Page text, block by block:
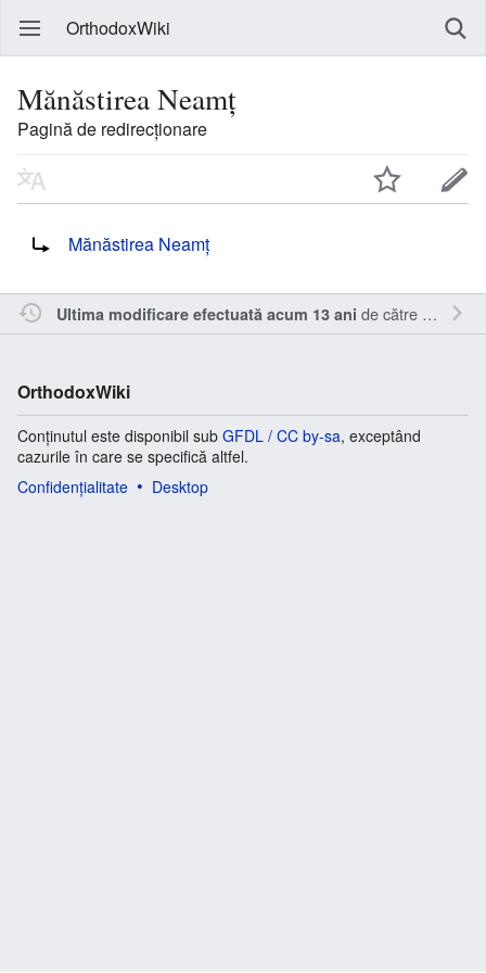
OrthodoxWiki
Mănăstirea Neamţ
Pagină de redirecționare
Mănăstirea Neamț
Ultima modificare efectuată acum 13 ani de către Sîmbotin
OrthodoxWiki
Conținutul este disponibil sub GFDL / CC by-sa, exceptând
cazurile în care se specifică altfel.
Confidențialitate
Desktop